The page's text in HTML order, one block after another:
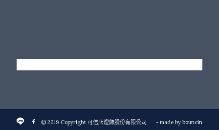
© 2019 Copyright 可信店燈飾股份有限公司 - made bybouncin